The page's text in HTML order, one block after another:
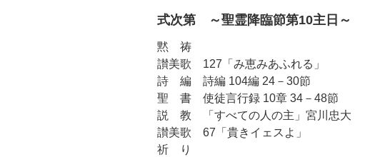
式次第 ～聖霊降臨節第10主日～
黙 祷
讃美歌 127「み恵みあふれる」
詩 編 詩編 104編 24－30節
聖 書 使徒言行録 10章 34－48節
説 教 「すべての人の主」宮川忠大
讃美歌 67「貴きイェスよ」
祈 り